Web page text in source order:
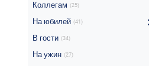
Коллегам (25)
На юбилей (41)
В гости (34)
На ужин (27)